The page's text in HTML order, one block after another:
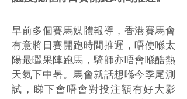
早前多個賽馬媒體報導，香港賽馬會
有意將日賽開跑時間推遲，唔使喺太
陽最曬果陣跑馬，騎師亦唔會喺酷熱
天氣下中暑。馬會就話想喺今季尾測
試，睇下會唔會對投注額有好大影